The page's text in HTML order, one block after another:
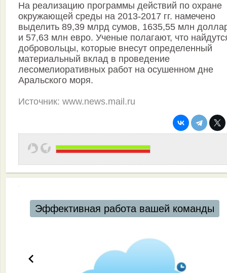
На реализацию программы действий по охране
окружающей среды на 2013-2017 гг. намечено
выделить 89,39 млрд сумов, 1635,55 млн
и 57,63 млн евро. Ученые полагают, что
добровольцы, которые внесут определенный
материальный вклад в проведение
лесомелиоративных работ на осушенном дне
Аральского моря.
Источник: www.news.mail.ru
Эффективная работа вашей команды